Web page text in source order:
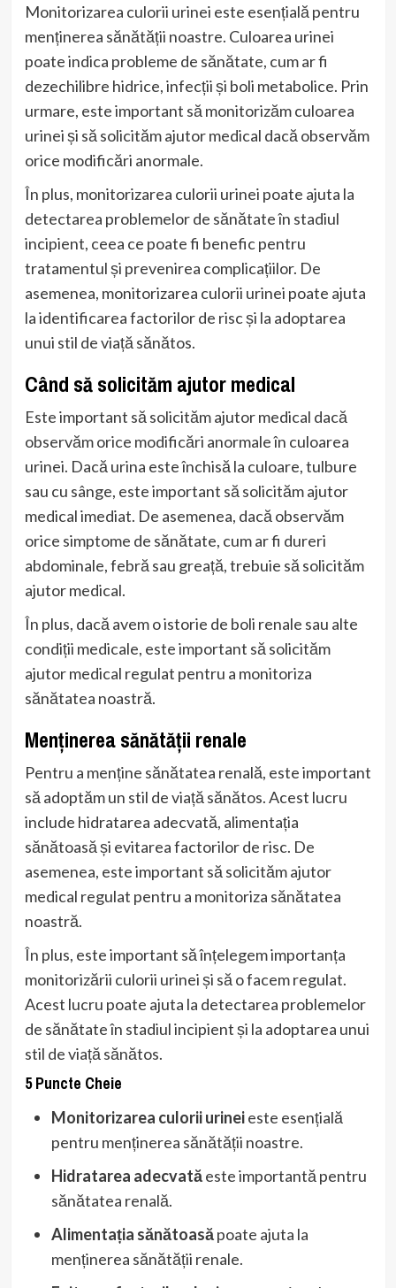
Monitorizarea culorii urinei este esențială pentru
menținerea sănătății noastre. Culoarea urinei
poate indica probleme de sănătate, cum ar fi
dezechilibre hidrice, infecții și boli metabolice. Prin
urmare, este important să monitorizăm culoarea
urinei și să solicităm ajutor medical dacă observăm
orice modificări anormale.
În plus, monitorizarea culorii urinei poate ajuta la
detectarea problemelor de sănătate în stadiul
incipient, ceea ce poate fi benefic pentru
tratamentul și prevenirea complicațiilor. De
asemenea, monitorizarea culorii urinei poate ajuta
la identificarea factorilor de risc și la adoptarea
unui stil de viață sănătos.
Când să solicităm ajutor medical
Este important să solicităm ajutor medical dacă
observăm orice modificări anormale în culoarea
urinei. Dacă urina este închisă la culoare, tulbure
sau cu sânge, este important să solicităm ajutor
medical imediat. De asemenea, dacă observăm
orice simptome de sănătate, cum ar fi dureri
abdominale, febră sau greață, trebuie să solicităm
ajutor medical.
În plus, dacă avem o istorie de boli renale sau alte
condiții medicale, este important să solicităm
ajutor medical regulat pentru a monitoriza
sănătatea noastră.
Menținerea sănătății renale
Pentru a menține sănătatea renală, este important
să adoptăm un stil de viață sănătos. Acest lucru
include hidratarea adecvată, alimentația
sănătoasă și evitarea factorilor de risc. De
asemenea, este important să solicităm ajutor
medical regulat pentru a monitoriza sănătatea
noastră.
În plus, este important să înțelegem importanța
monitorizării culorii urinei și să o facem regulat.
Acest lucru poate ajuta la detectarea problemelor
de sănătate în stadiul incipient și la adoptarea unui
stil de viață sănătos.
5 Puncte Cheie
Monitorizarea culorii urineieste esențială
pentru menținerea sănătății noastre.
Hidratarea adecvatăeste importantă pentru
sănătatea renală.
Alimentația sănătoasăpoate ajuta la
menținerea sănătății renale.